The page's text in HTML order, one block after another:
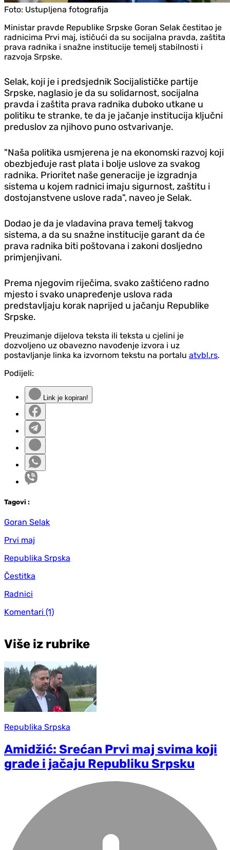
Foto: Ustupljena fotografija
Ministar pravde Republike Srpske Goran Selak čestitao je
radnicima Prvi maj, ističući da su socijalna pravda, zaštita
prava radnika i snažne institucije temelj stabilnosti i
razvoja Srpske.
Selak, koji je i predsjednik Socijalističke partije
Srpske, naglasio je da su solidarnost, socijalna
pravda i zaštita prava radnika duboko utkane u
politiku te stranke, te da je jačanje institucija ključni
preduslov za njihovo puno ostvarivanje.
"Naša politika usmjerena je na ekonomski razvoj koji
obezbjeđuje rast plata i bolje uslove za svakog
radnika. Prioritet naše generacije je izgradnja
sistema u kojem radnici imaju sigurnost, zaštitu i
dostojanstvene uslove rada", naveo je Selak.
Dodao je da je vladavina prava temelj takvog
sistema, a da su snažne institucije garant da će
prava radnika biti poštovana i zakoni dosljedno
primjenjivani.
Prema njegovim riječima, svako zaštićeno radno
mjesto i svako unapređenje uslova rada
predstavljaju korak naprijed u jačanju Republike
Srpske.
Preuzimanje dijelova teksta ili teksta u cjelini je
dozvoljeno uz obavezno navođenje izvora i uz
postavljanje linka ka izvornom tekstu na portalu atvbl.rs.
Podijeli:
Link je kopiran!
Tagovi :
Goran Selak
Prvi maj
Republika Srpska
Čestitka
Radnici
Komentari (1)
Više iz rubrike
Republika Srpska
Amidžić: Srećan Prvi maj svima koji
grade i jačaju Republiku Srpsku